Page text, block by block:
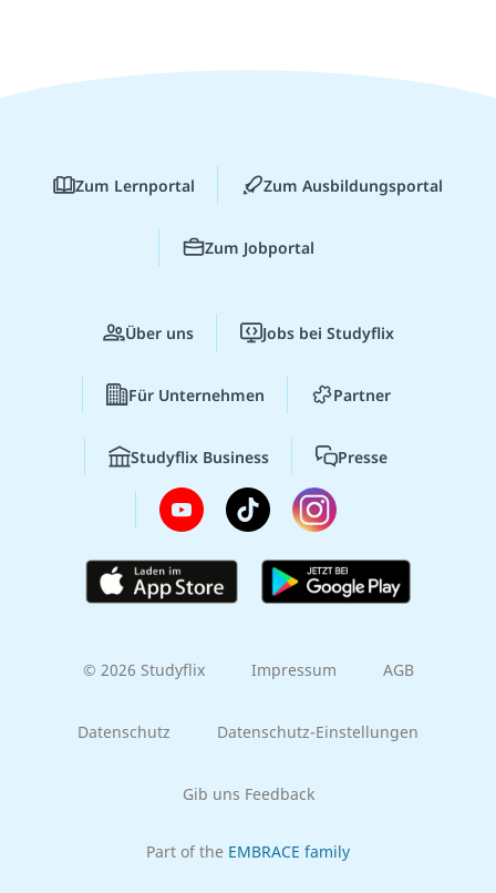
Zum Lernportal Zum Ausbildungsportal
Zum Jobportal
Über uns Jobs bei Studyflix
Für Unternehmen Partner
Studyflix Business Presse
© 2026 Studyflix Impressum AGB
Datenschutz Datenschutz-Einstellungen
Gib uns Feedback
Part of the EMBRACE family